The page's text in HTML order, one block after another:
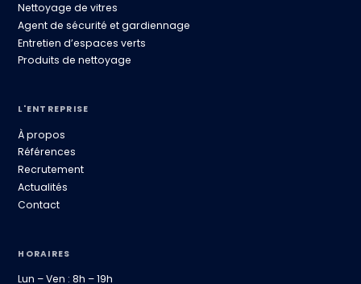
Nettoyage de vitres
Agent de sécurité et gardiennage
Entretien d’espaces verts
Produits de nettoyage
L'ENTREPRISE
À propos
Références
Recrutement
Actualités
Contact
HORAIRES
Lun – Ven : 8h – 19h